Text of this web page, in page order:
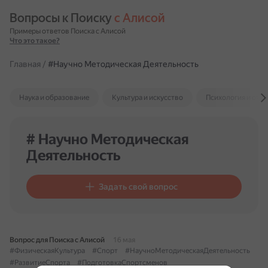
Вопросы к Поиску с Алисой
Примеры ответов Поиска с Алисой
Что это такое?
Главная / #Научно Методическая Деятельность
Наука и образование Культура и искусство Психология и
# Научно Методическая
Деятельность
Задать свой вопрос
Вопрос для Поиска с Алисой
16 мая
#ФизическаяКультура
#Спорт
#НаучноМетодическаяДеятельность
#РазвитиеСпорта
#ПодготовкаСпортсменов